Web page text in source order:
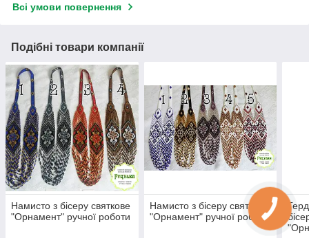
Всі умови повернення
Подібні товари компанії
Намисто з бісеру святкове
"Орнамент" ручної роботи
Намисто з бісеру святкове
"Орнамент" ручної роботи